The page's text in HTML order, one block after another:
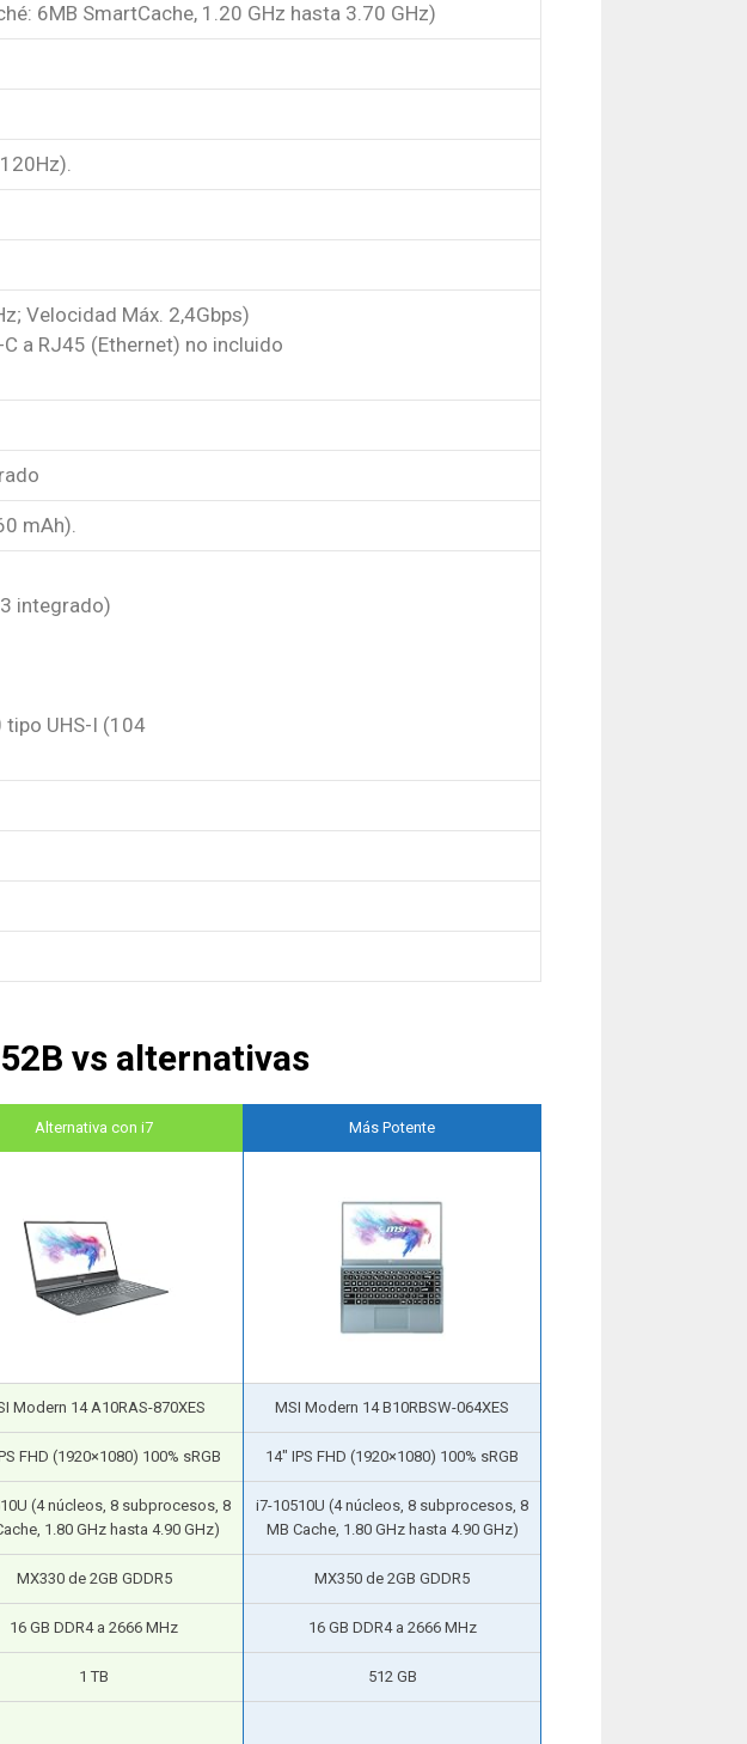
6MB SmartCache, 1.20 GHz hasta 3.70 GHz)
Velocidad Máx. 2,4Gbps)
a RJ45 (Ethernet) no incluido
mAh).
integrado)
tipo UHS-I (104
vs alternativas
Alternativa con i7 Más Potente
Modern 14 A10RAS-870XES MSI Modern 14 B10RBSW-064XES
FHD (1920×1080) 100% sRGB 14″ IPS FHD (1920×1080) 100% sRGB
(4 núcleos, 8 subprocesos, 8
1.80 GHz hasta 4.90 GHz)
i7-10510U (4 núcleos, 8 subprocesos, 8
MB Cache, 1.80 GHz hasta 4.90 GHz)
MX330 de 2GB GDDR5 MX350 de 2GB GDDR5
16 GB DDR4 a 2666 MHz 16 GB DDR4 a 2666 MHz
1 TB 512 GB